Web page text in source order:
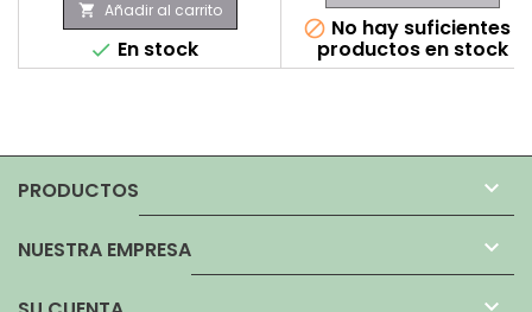
 Añadir al carrito
 En stock
 No hay suficientes
productos en stock
PRODUCTOS 
NUESTRA EMPRESA 